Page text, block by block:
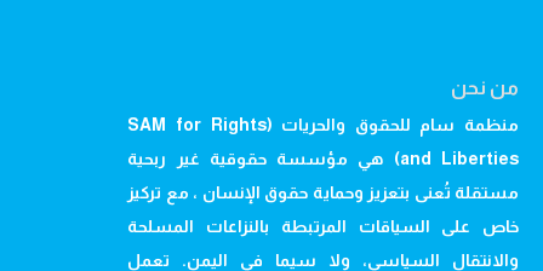
من نحن
منظمة سام للحقوق والحريات (SAM for Rights
and Liberties) هي مؤسسة حقوقية غير ربحية
مستقلة تُعنى بتعزيز وحماية حقوق الإنسان ، مع تركيز
خاص على السياقات المرتبطة بالنزاعات المسلحة
والانتقال السياسي، ولا سيما في اليمن. تعمل